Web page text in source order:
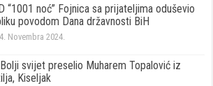
“1001 noć” Fojnica sa prijateljima oduševio
povodom Dana državnosti BiH
Novembra 2024.
Bolji svijet preselio Muharem Topalović iz
Kiseljak